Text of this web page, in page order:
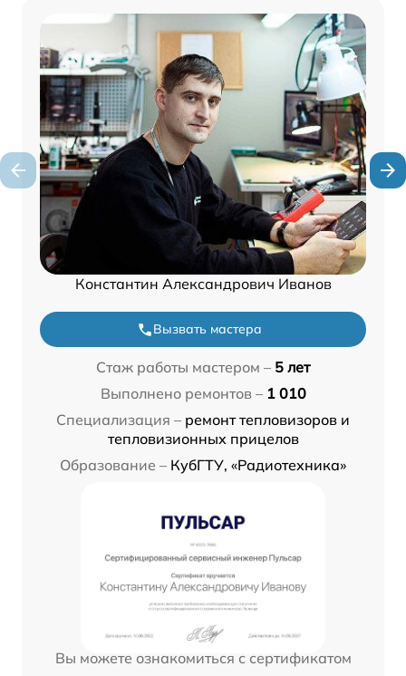
Константин Александрович Иванов
Вызвать мастера
Стаж работы мастером – 5 лет
Выполнено ремонтов – 1 010
Специализация – ремонт тепловизоров и
тепловизионных прицелов
Образование – КубГТУ, «Радиотехника»
Вы можете ознакомиться с сертификатом